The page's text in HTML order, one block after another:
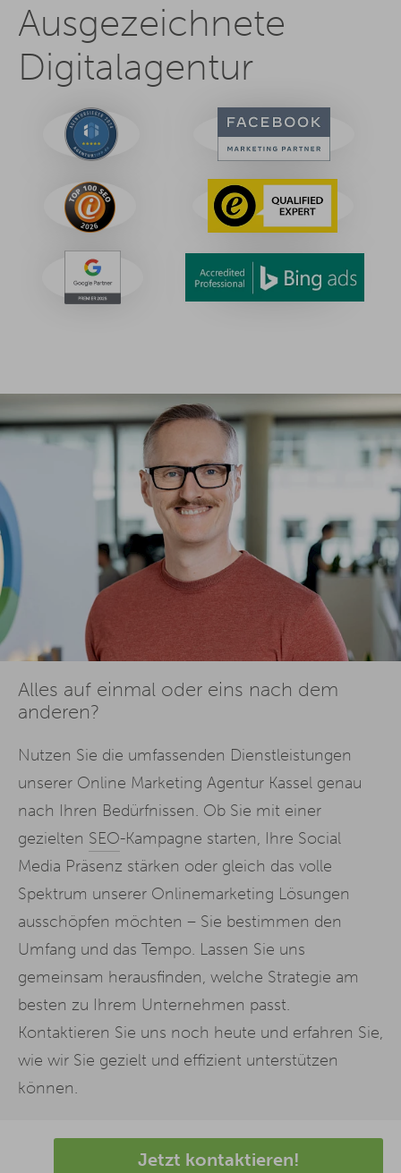
Ausgezeichnete
Digitalagentur
Alles auf einmal oder eins nach dem
anderen?
Nutzen Sie die umfassenden Dienstleistungen
unserer Online Marketing Agentur Kassel genau
nach Ihren Bedürfnissen. Ob Sie mit einer
gezielten SEO-Kampagne starten, Ihre Social
Media Präsenz stärken oder gleich das volle
Spektrum unserer Onlinemarketing Lösungen
ausschöpfen möchten – Sie bestimmen den
Umfang und das Tempo. Lassen Sie uns
gemeinsam herausfinden, welche Strategie am
besten zu Ihrem Unternehmen passt.
Kontaktieren Sie uns noch heute und erfahren Sie,
wie wir Sie gezielt und effizient unterstützen
können.
Jetzt kontaktieren!